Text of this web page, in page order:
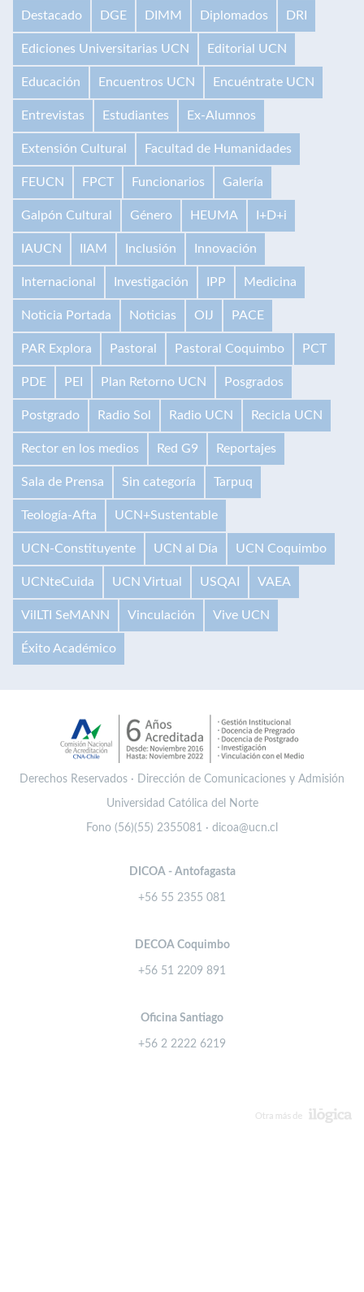
Destacado DGE DIMM Diplomados DRI
Ediciones Universitarias UCN Editorial UCN
Educación Encuentros UCN Encuéntrate UCN
Entrevistas Estudiantes Ex-Alumnos
Extensión Cultural Facultad de Humanidades
FEUCN FPCT Funcionarios Galería
Galpón Cultural Género HEUMA I+D+i
IAUCN IIAM Inclusión Innovación
Internacional Investigación IPP Medicina
Noticia Portada Noticias OIJ PACE
PAR Explora Pastoral Pastoral Coquimbo PCT
PDE PEI Plan Retorno UCN Posgrados
Postgrado Radio Sol Radio UCN Recicla UCN
Rector en los medios Red G9 Reportajes
Sala de Prensa Sin categoría Tarpuq
Teología-Afta UCN+Sustentable
UCN-Constituyente UCN al Día UCN Coquimbo
UCNteCuida UCN Virtual USQAI VAEA
VilLTI SeMANN Vinculación Vive UCN
Éxito Académico
Derechos Reservados · Dirección de Comunicaciones y Admisión
Universidad Católica del Norte
Fono (56)(55) 2355081 · dicoa@ucn.cl
DICOA - Antofagasta
+56 55 2355 081
DECOA Coquimbo
+56 51 2209 891
Oficina Santiago
+56 2 2222 6219